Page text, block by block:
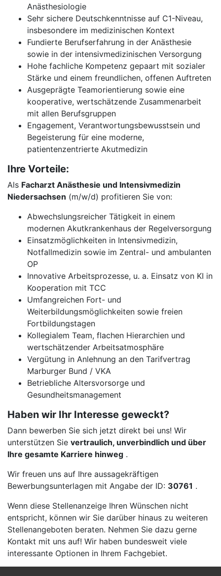
Anästhesiologie
Sehr sichere Deutschkenntnisse auf C1-Niveau,
insbesondere im medizinischen Kontext
Fundierte Berufserfahrung in der Anästhesie
sowie in der intensivmedizinischen Versorgung
Hohe fachliche Kompetenz gepaart mit sozialer
Stärke und einem freundlichen, offenen Auftreten
Ausgeprägte Teamorientierung sowie eine
kooperative, wertschätzende Zusammenarbeit
mit allen Berufsgruppen
Engagement, Verantwortungsbewusstsein und
Begeisterung für eine moderne,
patientenzentrierte Akutmedizin
Ihre Vorteile:
Als Facharzt Anästhesie und Intensivmedizin
Niedersachsen (m/w/d) profitieren Sie von:
Abwechslungsreicher Tätigkeit in einem
modernen Akutkrankenhaus der Regelversorgung
Einsatzmöglichkeiten in Intensivmedizin,
Notfallmedizin sowie im Zentral- und ambulanten
OP
Innovative Arbeitsprozesse, u. a. Einsatz von KI in
Kooperation mit TCC
Umfangreichen Fort- und
Weiterbildungsmöglichkeiten sowie freien
Fortbildungstagen
Kollegialem Team, flachen Hierarchien und
wertschätzender Arbeitsatmosphäre
Vergütung in Anlehnung an den Tarifvertrag
Marburger Bund / VKA
Betriebliche Altersvorsorge und
Gesundheitsmanagement
Haben wir Ihr Interesse geweckt?
Dann bewerben Sie sich jetzt direkt bei uns! Wir
unterstützen Sie vertraulich, unverbindlich und über
Ihre gesamte Karriere hinweg .
Wir freuen uns auf Ihre aussagekräftigen
Bewerbungsunterlagen mit Angabe der ID: 30761 .
Wenn diese Stellenanzeige Ihren Wünschen nicht
entspricht, können wir Sie darüber hinaus zu weiteren
Stellenangeboten beraten. Nehmen Sie dazu gerne
Kontakt mit uns auf! Wir haben bundesweit viele
interessante Optionen in Ihrem Fachgebiet.